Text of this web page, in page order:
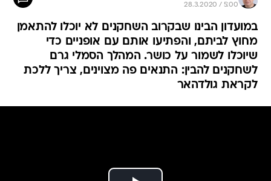
28.3.2020 / 5:00
במועדון הבינו שבקרוב השחקנים לא יוכלו להתאמן
מחוץ לביתם, והפתיעו אותם עם אופניים כדי
שיוכלו לשמור על כושר. המהלך הסמלי גרם
לשחקנים להבין: התנאים פה מצוינים, צריך ללכת
לקראת גולדהאר